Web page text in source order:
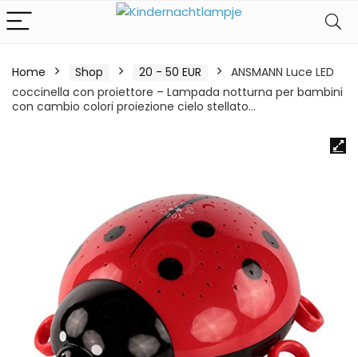
Home Shop 20 - 50 EUR
ANSMANN Luce LED
coccinella con proiettore – Lampada notturna per bambini
con cambio colori proiezione cielo stellato…